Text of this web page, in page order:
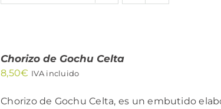
Chorizo de Gochu Celta
8,50€ IVA incluido
Chorizo de Gochu Celta, es un embutido